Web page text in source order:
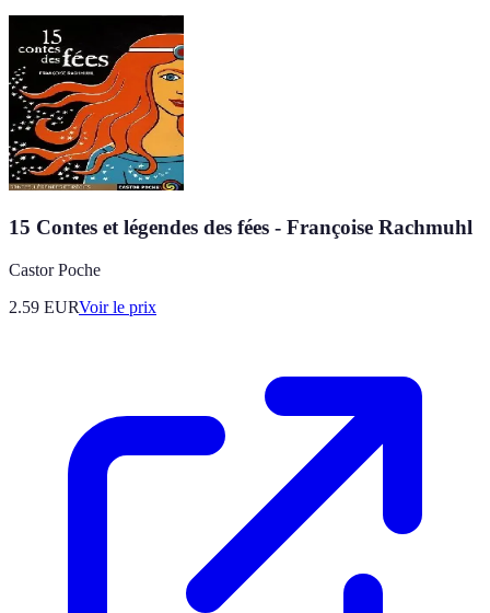
15 Contes et légendes des fées - Françoise Rachmuhl
Castor Poche
2.59 EURVoir le prix